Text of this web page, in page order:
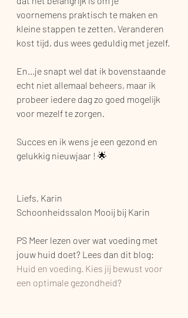
voornemens praktisch te maken en
kleine stappen te zetten. Veranderen
kost tijd, dus wees geduldig met jezelf.
En...je snapt wel dat ik bovenstaande
echt niet allemaal beheers, maar ik
probeer iedere dag zo goed mogelijk
voor mezelf te zorgen.
Succes en ik wens je een gezond en
gelukkig nieuwjaar ! 🌟
Liefs, Karin
Schoonheidssalon Mooij bij Karin
PS Meer lezen over wat voeding met
jouw huid doet? Lees dan dit blog:
Huid en voeding. Kies jij bewust voor
een optimale gezondheid?